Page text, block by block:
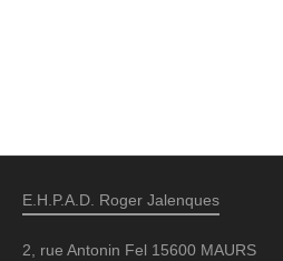
E.H.P.A.D. Roger Jalenques
2, rue Antonin Fel 15600 MAURS